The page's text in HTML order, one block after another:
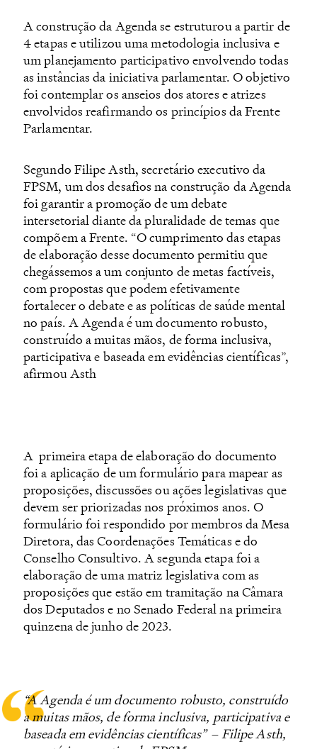
A construção da Agenda se estruturou a partir de
4 etapas e utilizou uma metodologia inclusiva e
um planejamento participativo envolvendo todas
as instâncias da iniciativa parlamentar. O objetivo
foi contemplar os anseios dos atores e atrizes
envolvidos reafirmando os princípios da Frente
Parlamentar.
Segundo Filipe Asth, secretário executivo da
FPSM, um dos desafios na construção da Agenda
foi garantir a promoção de um debate
intersetorial diante da pluralidade de temas que
compõem a Frente. “O cumprimento das etapas
de elaboração desse documento permitiu que
chegássemos a um conjunto de metas factíveis,
com propostas que podem efetivamente
fortalecer o debate e as políticas de saúde mental
no país. A Agenda é um documento robusto,
construído a muitas mãos, de forma inclusiva,
participativa e baseada em evidências científicas”,
afirmou Asth
A primeira etapa de elaboração do documento
foi a aplicação de um formulário para mapear as
proposições, discussões ou ações legislativas que
devem ser priorizadas nos próximos anos. O
formulário foi respondido por membros da Mesa
Diretora, das Coordenações Temáticas e do
Conselho Consultivo. A segunda etapa foi a
elaboração de uma matriz legislativa com as
proposições que estão em tramitação na Câmara
dos Deputados e no Senado Federal na primeira
quinzena de junho de 2023.
“A Agenda é um documento robusto, construído
a muitas mãos, de forma inclusiva, participativa e
baseada em evidências científicas” – Filipe Asth,